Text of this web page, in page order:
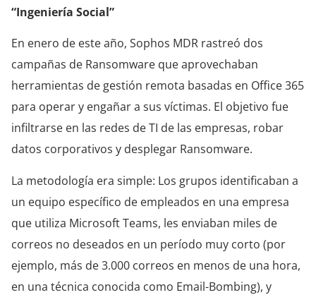
“Ingeniería Social”
En enero de este año, Sophos MDR rastreó dos
campañas de Ransomware que aprovechaban
herramientas de gestión remota basadas en Office 365
para operar y engañar a sus víctimas. El objetivo fue
infiltrarse en las redes de TI de las empresas, robar
datos corporativos y desplegar Ransomware.
La metodología era simple: Los grupos identificaban a
un equipo específico de empleados en una empresa
que utiliza Microsoft Teams, les enviaban miles de
correos no deseados en un período muy corto (por
ejemplo, más de 3.000 correos en menos de una hora,
en una técnica conocida como Email-Bombing), y